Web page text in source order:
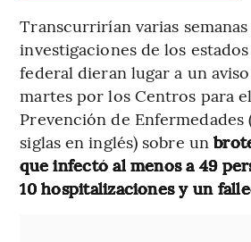
Transcurrirían varias
investigaciones de los
federal dieran lugar a un
martes por los Centros para
Prevención de Enfermedades
siglas en inglés) sobre un
que infectó al menos a 49
10 hospitalizaciones y un